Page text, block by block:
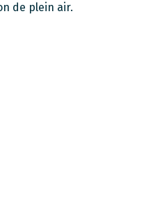
de plein air.